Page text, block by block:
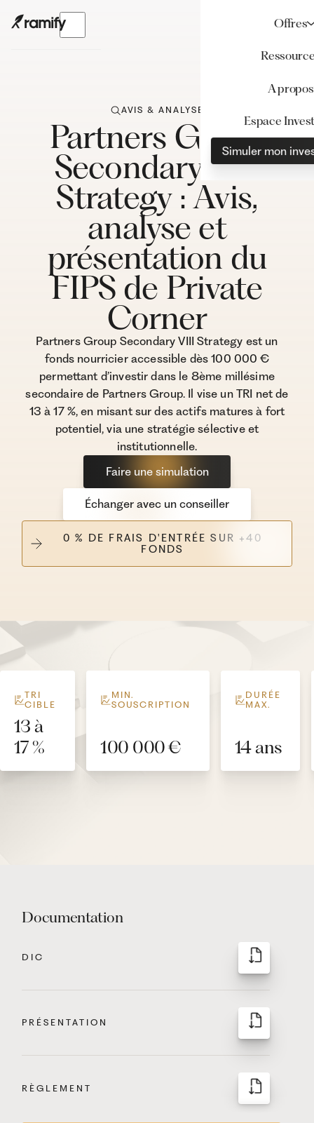
Offres
A propos
Espace
Simuler mon
AVIS & ANALYSE
Partners Group
Secondary VIII
Strategy : Avis,
analyse et
présentation du
FIPS de Private
Corner
Partners Group Secondary VIII Strategy est un
fonds nourricier accessible dès 100 000 €
permettant d’investir dans le 8ème millésime
secondaire de Partners Group. Il vise un TRI net de
13 à 17 %, en misant sur des actifs matures à fort
potentiel, via une stratégie sélective et
institutionnelle.
Faire une simulation
Échanger avec un conseiller
0 % DE FRAIS D'ENTRÉE SUR +40
FONDS
TRI
CIBLE
13 à
17 %
MIN.
SOUSCRIPTION
100 000 €
DURÉE
MAX.
14 ans
Documentation
DIC
PRÉSENTATION
RÈGLEMENT